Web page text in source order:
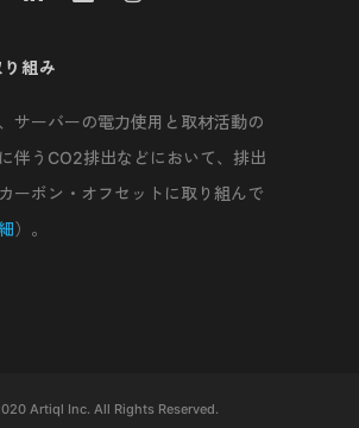
組み
サーバーの電力使用と取材活動の
伴うCO2排出などにおいて、排出
ーボン・オフセットに取り組んで
）。
Artiql Inc. All Rights Reserved.